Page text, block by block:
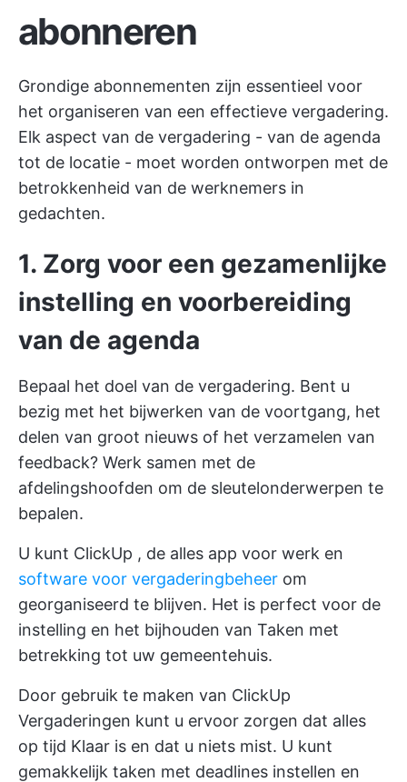
abonneren
Grondige abonnementen zijn essentieel voor
het organiseren van een effectieve vergadering.
Elk aspect van de vergadering - van de agenda
tot de locatie - moet worden ontworpen met de
betrokkenheid van de werknemers in
gedachten.
1. Zorg voor een gezamenlijke
instelling en voorbereiding
van de agenda
Bepaal het doel van de vergadering. Bent u
bezig met het bijwerken van de voortgang, het
delen van groot nieuws of het verzamelen van
feedback? Werk samen met de
afdelingshoofden om de sleutelonderwerpen te
bepalen.
U kunt ClickUp , de alles app voor werk en
software voor vergaderingbeheer om
georganiseerd te blijven. Het is perfect voor de
instelling en het bijhouden van Taken met
betrekking tot uw gemeentehuis.
Door gebruik te maken van ClickUp
Vergaderingen kunt u ervoor zorgen dat alles
op tijd Klaar is en dat u niets mist. U kunt
gemakkelijk taken met deadlines instellen en